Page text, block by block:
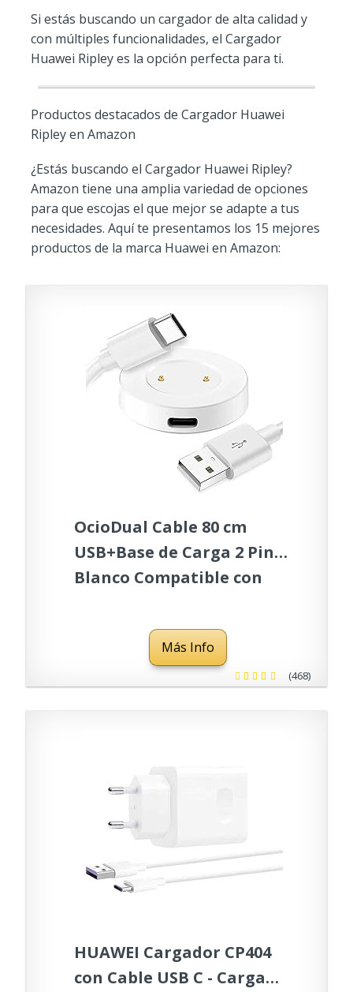
Si estás buscando un cargador de alta calidad y
con múltiples funcionalidades, el Cargador
Huawei Ripley es la opción perfecta para ti.
Productos destacados de Cargador Huawei
Ripley en Amazon
¿Estás buscando el Cargador Huawei Ripley?
Amazon tiene una amplia variedad de opciones
para que escojas el que mejor se adapte a tus
necesidades. Aquí te presentamos los 15 mejores
productos de la marca Huawei en Amazon:
OcioDual Cable 80 cm
USB+Base de Carga 2 Pines
Blanco Compatible con
Honor Watch
Magic/2/Dream Cargador
Más Info
(468)
HUAWEI Cargador CP404
con Cable USB C - Carga